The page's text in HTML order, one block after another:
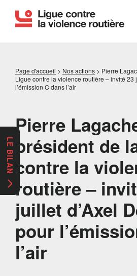
Page d'accueil > Nos actions > Pierre
Ligue contre la violence routière – invité 23
l’émission C dans l’air
Pierre
président de
contre la
routière –
juillet d’Axel
pour
l’air
LE BILAN